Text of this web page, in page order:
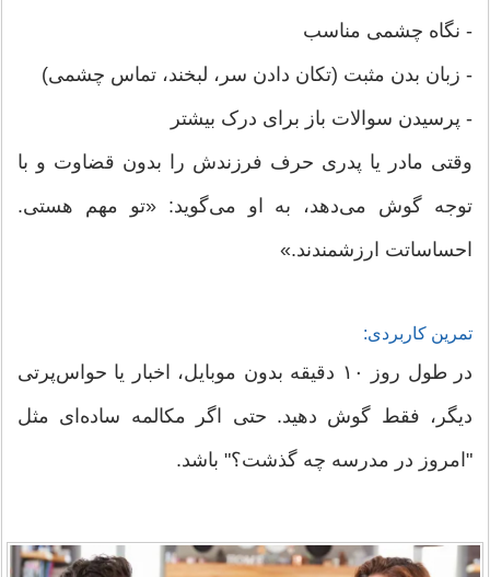
- نگاه چشمی مناسب
- زبان بدن مثبت (تکان دادن سر، لبخند، تماس چشمی)
- پرسیدن سوالات باز برای درک بیشتر
وقتی مادر یا پدری حرف فرزندش را بدون قضاوت و با
توجه گوش می‌دهد، به او می‌گوید: «تو مهم هستی.
احساساتت ارزشمندند.»
تمرین کاربردی:
در طول روز ۱۰ دقیقه بدون موبایل، اخبار یا حواس‌پرتی
دیگر، فقط گوش دهید. حتی اگر مکالمه ساده‌ای مثل
"امروز در مدرسه چه گذشت؟" باشد.